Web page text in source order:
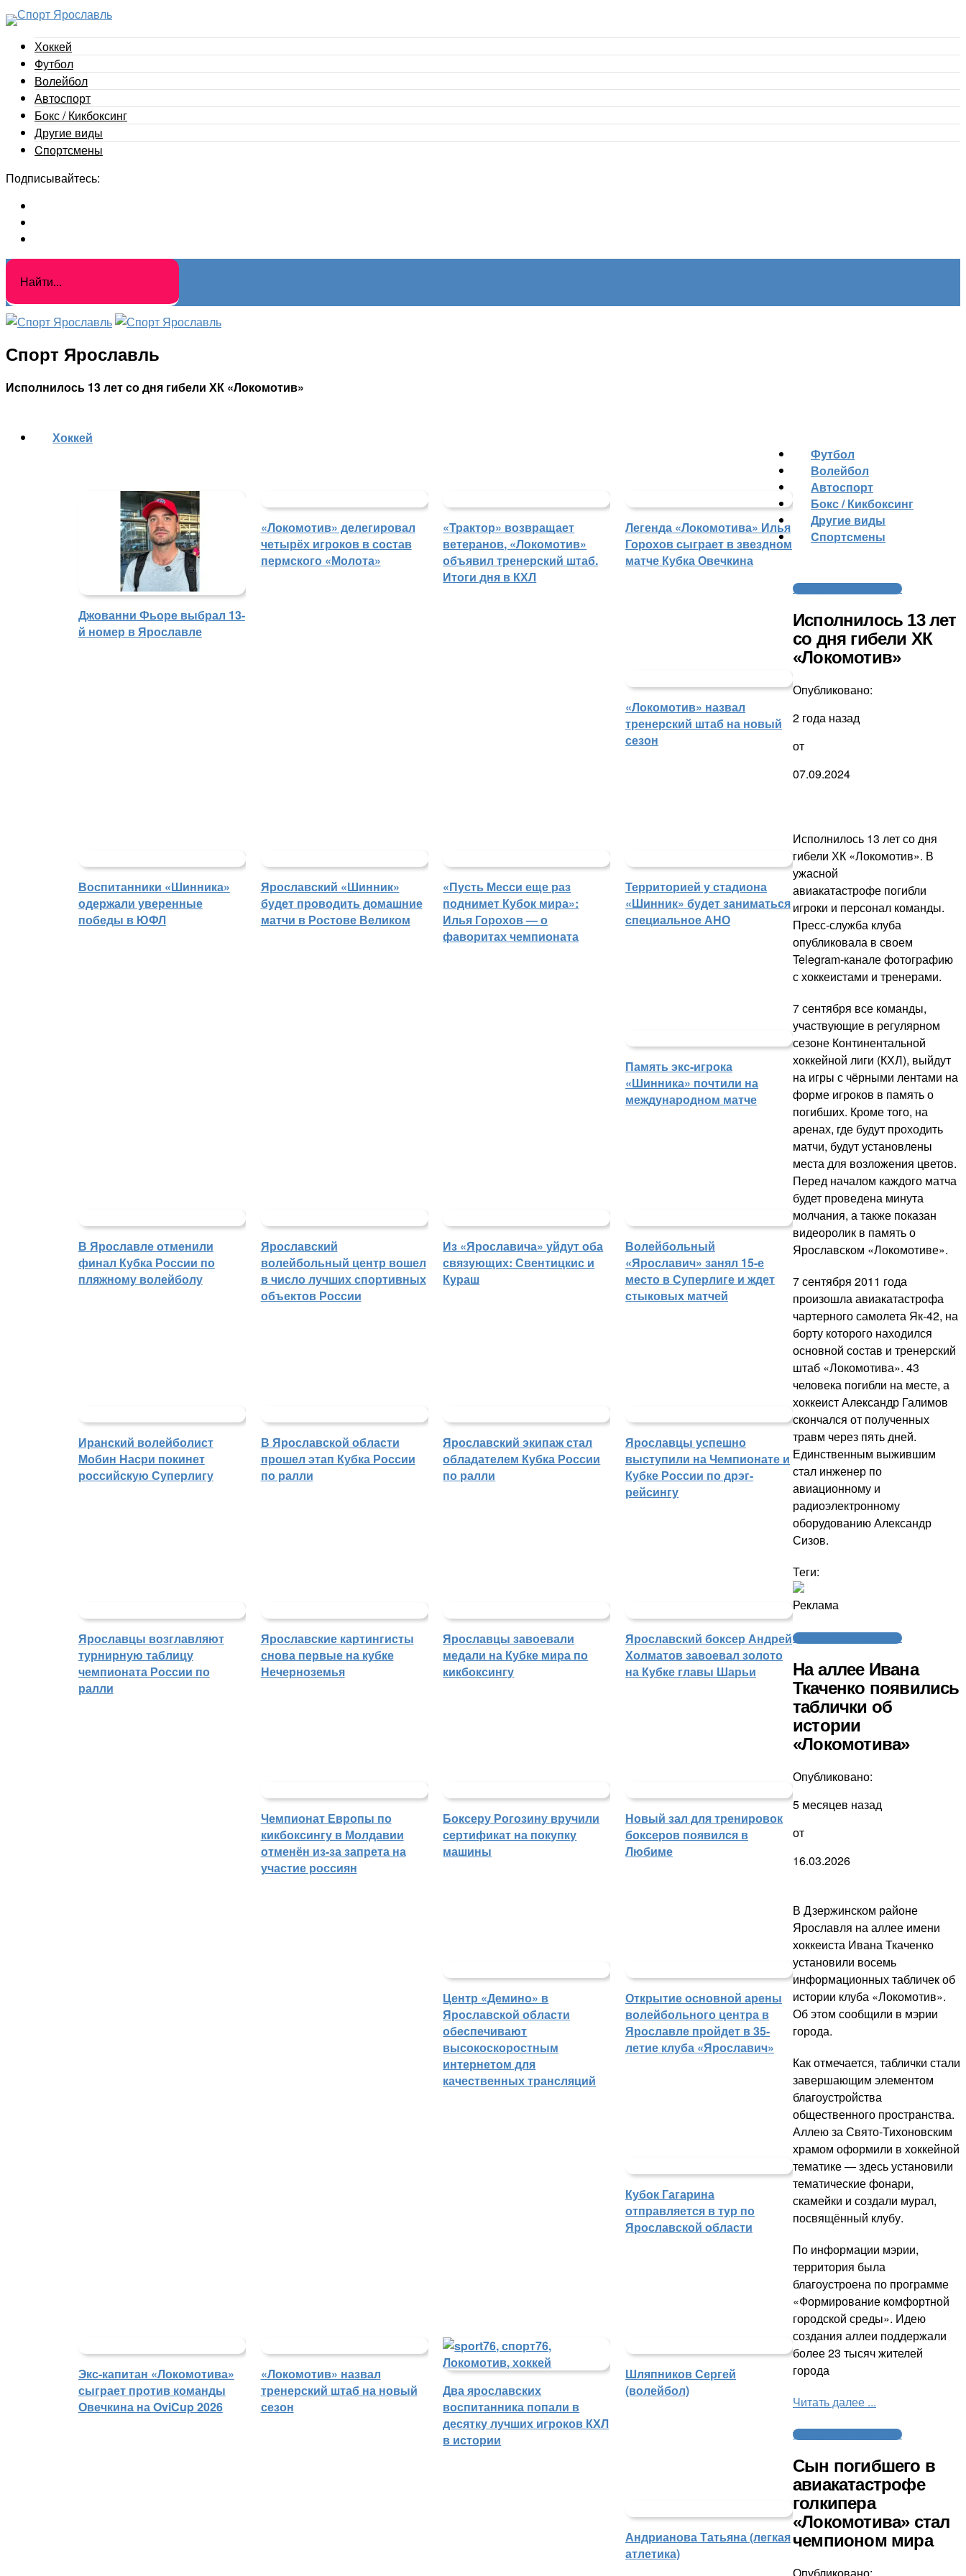
Хоккей
Футбол
Волейбол
Автоспорт
Бокс / Кикбоксинг
Другие виды
Cпортсмены
Подписывайтесь:
Спорт Ярославль
Исполнилось 13 лет со дня гибели ХК «Локомотив»
Хоккей
Джованни Фьоре выбрал 13-
й номер в Ярославле
«Локомотив» делегировал
четырёх игроков в состав
пермского «Молота»
«Трактор» возвращает
ветеранов, «Локомотив»
объявил тренерский штаб.
Итоги дня в КХЛ
Легенда «Локомотива» Илья
Горохов сыграет в звездном
матче Кубка Овечкина
«Локомотив» назвал
тренерский штаб на новый
сезон
Футбол
Воспитанники «Шинника»
одержали уверенные
победы в ЮФЛ
Ярославский «Шинник»
будет проводить домашние
матчи в Ростове Великом
«Пусть Месси еще раз
поднимет Кубок мира»:
Илья Горохов — о
фаворитах чемпионата
Территорией у стадиона
«Шинник» будет заниматься
специальное АНО
Память экс-игрока
«Шинника» почтили на
международном матче
Волейбол
В Ярославле отменили
финал Кубка России по
пляжному волейболу
Ярославский
волейбольный центр вошел
в число лучших спортивных
объектов России
Из «Ярославича» уйдут оба
связующих: Свентицкис и
Кураш
Волейбольный
«Ярославич» занял 15-е
место в Суперлиге и ждет
стыковых матчей
Иранский волейболист
Мобин Насри покинет
российскую Суперлигу
Автоспорт
В Ярославской области
прошел этап Кубка России
по ралли
Ярославский экипаж стал
обладателем Кубка России
по ралли
Ярославцы успешно
выступили на Чемпионате и
Кубке России по дрэг-
рейсингу
Ярославцы возглавляют
турнирную таблицу
чемпионата России по
ралли
Ярославские картингисты
снова первые на кубке
Нечерноземья
Бокс / Кикбоксинг
Ярославцы завоевали
медали на Кубке мира по
кикбоксингу
Ярославский боксер Андрей
Холматов завоевал золото
на Кубке главы Шарьи
Чемпионат Европы по
кикбоксингу в Молдавии
отменён из-за запрета на
участие россиян
Боксеру Рогозину вручили
сертификат на покупку
машины
Новый зал для тренировок
боксеров появился в
Любиме
Другие виды
Центр «Демино» в
Ярославской области
обеспечивают
высокоскоростным
интернетом для
качественных трансляций
Открытие основной арены
волейбольного центра в
Ярославле пройдет в 35-
летие клуба «Ярославич»
Кубок Гагарина
отправляется в тур по
Ярославской области
Экс-капитан «Локомотива»
сыграет против команды
Овечкина на OviCup 2026
«Локомотив» назвал
тренерский штаб на новый
сезон
Cпортсмены
Два ярославских
воспитанника попали в
десятку лучших игроков КХЛ
в истории
Шляпников Сергей
(волейбол)
Андрианова Татьяна (легкая
атлетика)
Трагедия с «Локомотивом»
Исполнилось 13 лет
со дня гибели ХК
«Локомотив»
Опубликовано:
2 года назад
от
07.09.2024
Исполнилось 13 лет со дня
гибели ХК «Локомотив». В
ужасной
авиакатастрофе погибли
игроки и персонал команды.
Пресс-служба клуба
опубликовала в своем
Telegram-канале фотографию
с хоккеистами и тренерами.
7 сентября все команды,
участвующие в регулярном
сезоне Континентальной
хоккейной лиги (КХЛ), выйдут
на игры с чёрными лентами на
форме игроков в память о
погибших. Кроме того, на
аренах, где будут проходить
матчи, будут установлены
места для возложения цветов.
Перед началом каждого матча
будет проведена минута
молчания, а также показан
видеоролик в память о
Ярославском «Локомотиве».
7 сентября 2011 года
произошла авиакатастрофа
чартерного самолета Як-42, на
борту которого находился
основной состав и тренерский
штаб «Локомотива». 43
человека погибли на месте, а
хоккеист Александр Галимов
скончался от полученных
травм через пять дней.
Единственным выжившим
стал инженер по
авиационному и
радиоэлектронному
оборудованию Александр
Сизов.
Теги:
Реклама
Трагедия с «Локомотивом»
На аллее Ивана
Ткаченко появились
таблички об
истории
«Локомотива»
Опубликовано:
5 месяцев назад
от
16.03.2026
В Дзержинском районе
Ярославля на аллее имени
хоккеиста Ивана Ткаченко
установили восемь
информационных табличек об
истории клуба «Локомотив».
Об этом сообщили в мэрии
города.
Как отмечается, таблички стали
завершающим элементом
благоустройства
общественного пространства.
Аллею за Свято-Тихоновским
храмом оформили в хоккейной
тематике — здесь установили
тематические фонари,
скамейки и создали мурал,
посвящённый клубу.
По информации мэрии,
территория была
благоустроена по программе
«Формирование комфортной
городской среды». Идею
создания аллеи поддержали
более 23 тысяч жителей
города
Читать далее ...
Трагедия с «Локомотивом»
Сын погибшего в
авиакатастрофе
голкипера
«Локомотива» стал
чемпионом мира